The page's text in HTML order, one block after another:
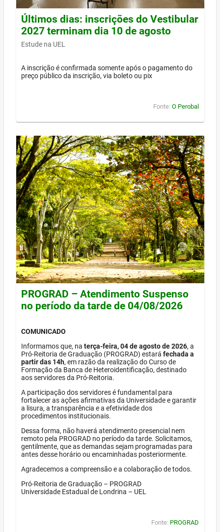
Últimos dias: inscrições do Vestibular
2027 terminam dia 10 de agosto
Estude na UEL
A inscrição é confirmada somente após o pagamento do
preço público da inscrição, via boleto ou pix
Fonte: O Perobal
PROGRAD – Atendimento Suspenso
no período da tarde de 04/08/2026
COMUNICADO
Informamos que, na terça-feira, 04 de agosto de 2026, a
Pró-Reitoria de Graduação (PROGRAD) estará fechada a
partir das 14h, em razão da realização do Curso de
Formação da Banca de Heteroidentificação, destinado
aos servidores da Pró-Reitoria.
A participação dos servidores é fundamental para
fortalecer as ações afirmativas da Universidade e garantir
a lisura, a transparência e a efetividade dos
procedimentos institucionais.
Dessa forma, não haverá atendimento presencial nem
remoto pela PROGRAD no período da tarde. Solicitamos,
gentilmente, que as demandas sejam programadas para
antes desse horário ou encaminhadas posteriormente.
Agradecemos a compreensão e a colaboração de todos.
Pró-Reitoria de Graduação – PROGRAD
Universidade Estadual de Londrina – UEL
Fonte: PROGRAD